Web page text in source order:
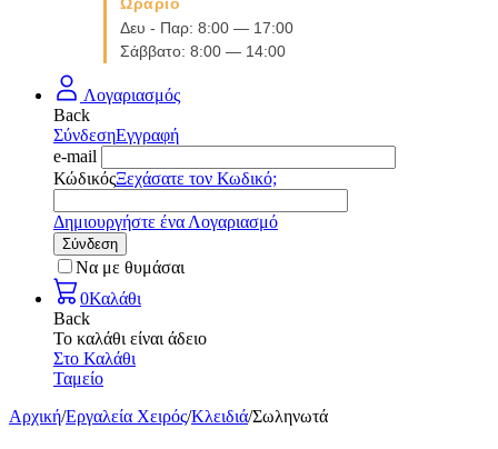
Δευ - Παρ: 8:00 — 17:00
Σάββατο: 8:00 — 14:00
Λογαριασμός
Back
ΣύνδεσηΕγγραφή
e-mail
ΚώδικόςΞεχάσατε τον Κωδικό;
Δημιουργήστε ένα Λογαριασμό
Σύνδεση
Να με θυμάσαι
0Καλάθι
Back
Το καλάθι είναι άδειο
Στο Καλάθι
Ταμείο
Αρχική/Εργαλεία Χειρός/Κλειδιά/Σωληνωτά